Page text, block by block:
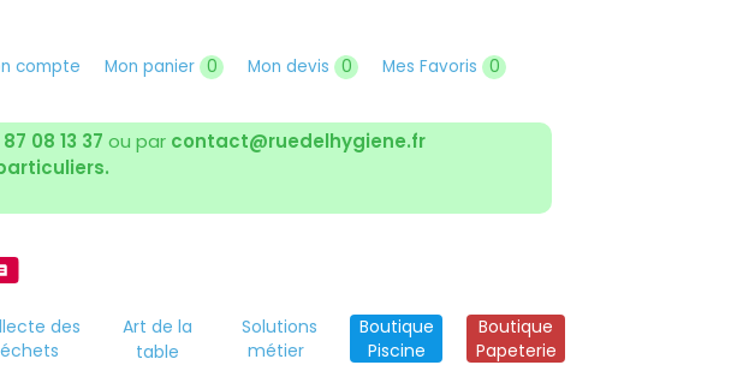
compte Mon panier 0 Mon devis 0 Mes Favoris 0
08 13 37 ou par contact@ruedelhygiene.fr
des
Art de la
table
Solutions
métier
Boutique
Piscine
Boutique
Papeterie